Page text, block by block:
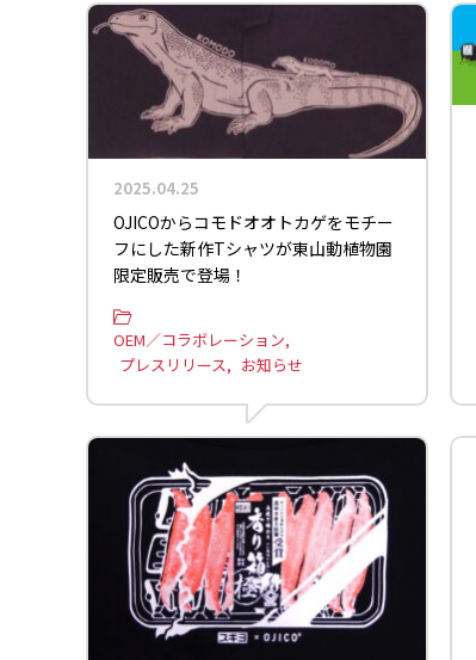
2025.04.25
OJICOからコモドオオトカゲをモチー
フにした新作Tシャツが東山動植物園
限定販売で登場！
OEM／コラボレーション
プレスリリース
お知らせ